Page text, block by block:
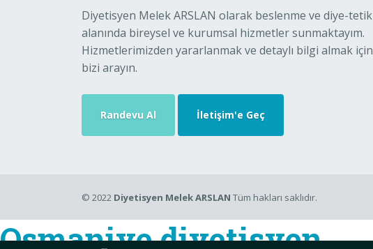
Diyetisyen Melek ARSLAN olarak beslenme ve diye-tetik
alanında bireysel ve kurumsal hizmetler sunmaktayım.
Hizmetlerimizden yararlanmak ve detaylı bilgi almak için
bizi arayın.
Randevu Al İletişim'e Geç
© 2022 Diyetisyen Melek ARSLAN Tüm hakları saklıdır.
Osmaniye diyetisyen